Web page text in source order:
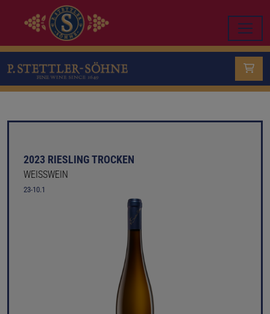
2023 RIESLING TROCKEN
WEISSWEIN
23-10.1